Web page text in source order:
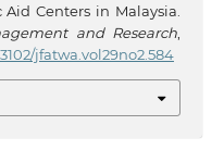
Centers in Malaysia.
and Research
jfatwa.vol29no2.584